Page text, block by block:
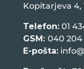
Kopitarjeva 4,
Telefon:01
GSM: 040
E-pošta: